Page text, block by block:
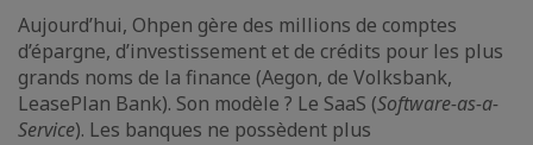
Aujourd’hui, Ohpen gère des millions de comptes
d’épargne, d’investissement et de crédits pour les plus
grands noms de la finance (Aegon, de Volksbank,
LeasePlan Bank). Son modèle ? Le SaaS (Software-as-a-
Service). Les banques ne possèdent plus